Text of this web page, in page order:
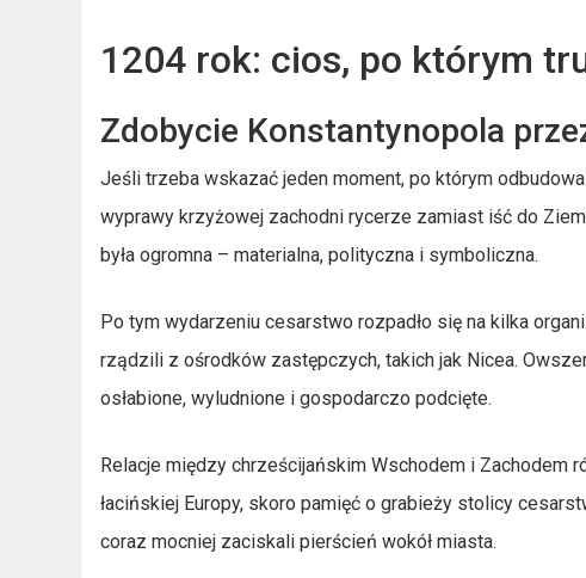
1204 rok: cios, po którym
Zdobycie Konstantynopola
Jeśli trzeba wskazać jeden moment, po którym
wyprawy krzyżowej zachodni rycerze zamiast iść do
była ogromna – materialna, polityczna i symboliczna.
Po tym wydarzeniu cesarstwo rozpadło się na kilka
rządzili z ośrodków zastępczych, takich jak Nicea.
osłabione, wyludnione i gospodarczo podcięte.
Relacje między chrześcijańskim Wschodem i Zachodem
łacińskiej Europy, skoro pamięć o grabieży stolicy
coraz mocniej zaciskali pierścień wokół miasta.